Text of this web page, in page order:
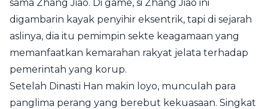
sama Zhang Jiao. Di game, si Zhang Jiao ini
digambarin kayak penyihir eksentrik, tapi di sejarah
aslinya, dia itu pemimpin sekte keagamaan yang
memanfaatkan kemarahan rakyat jelata terhadap
pemerintah yang korup.
Setelah Dinasti Han makin loyo, munculah para
panglima perang yang berebut kekuasaan. Singkat